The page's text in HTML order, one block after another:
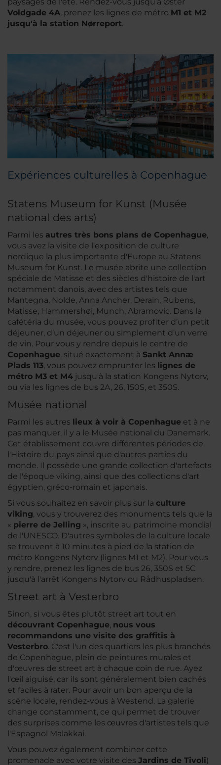
Voldgade 4A, prenez les lignes de métro M1 et M2
jusqu'à la station Nørreport.
Expériences culturelles à Copenhague
Statens Museum for Kunst (Musée
national des arts)
Parmi les autres très bons plans de Copenhague,
vous avez la visite de l'exposition de culture
nordique la plus importante d'Europe au Statens
Museum for Kunst. Le musée abrite une collection
spéciale de Matisse et des siècles d'histoire de l'art
notamment danois, avec des artistes tels que
Mantegna, Nolde, Anna Ancher, Derain, Rubens,
Matisse, Hammershøi, Munch, Abramovic. Dans la
cafétéria du musée, vous pouvez profiter d’un petit
déjeuner, d’un déjeuner ou simplement d’un verre
de vin. Pour vous y rendre depuis le centre de
Copenhague, situé exactement à Sankt Annæ
Plads 113, vous pouvez emprunter les lignes de
métro M3 et M4 jusqu'à la station Kongens Nytorv,
ou via les lignes de bus 2A, 26, 150S, et 350S.
Musée national
Parmi les autres lieux à voir à Copenhague et à ne
pas manquer, il y a le Musée national du Danemark.
Cet établissement couvre différentes périodes de
l'Histoire du pays ainsi que d'autres parties du
monde. Il possède une grande collection d'artefacts
de l'époque viking, ainsi que des collections d'art
égyptien, gréco-romain et japonais.
Si vous souhaitez en savoir plus sur la culture
viking, vous y trouverez des monuments tels que la
« pierre de Jelling », inscrite au patrimoine mondial
de l'UNESCO. D'autres symboles de la culture locale
se trouvent à 10 minutes à pied de la station de
métro Kongens Nytorv (lignes M1 et M2). Pour vous
y rendre, prenez les lignes de bus 26, 350S et 5C
jusqu'à l'arrêt Kongens Nytorv ou Rådhuspladsen.
Street art à Vesterbro
Sinon, si vous êtes plutôt street art tout en
découvrant Copenhague, nous vous
recommandons une visite des graffitis à
Vesterbro. C'est l'un des quartiers les plus branchés
de Copenhague, plein de peintures murales et
d'œuvres de street art à chaque coin de rue. Ayez
l'œil aiguisé, car ils sont généralement bien cachés
et faciles à rater. Pour avoir un bon aperçu de la
scène locale, rendez-vous à Westend. La galerie
change constamment, ce qui permet de trouver
des surprises comme les œuvres d'artistes tels que
l'Espagnol Malakkai.
Vous pouvez également combiner cette
promenade avec votre visite des Jardins de Tivoli)